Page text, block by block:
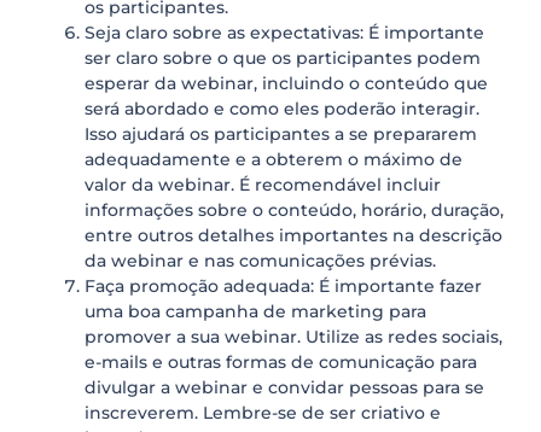
os participantes.
Seja claro sobre as expectativas: É importante
ser claro sobre o que os participantes podem
esperar da webinar, incluindo o conteúdo que
será abordado e como eles poderão interagir.
Isso ajudará os participantes a se prepararem
adequadamente e a obterem o máximo de
valor da webinar. É recomendável incluir
informações sobre o conteúdo, horário, duração,
entre outros detalhes importantes na descrição
da webinar e nas comunicações prévias.
Faça promoção adequada: É importante fazer
uma boa campanha de marketing para
promover a sua webinar. Utilize as redes sociais,
e-mails e outras formas de comunicação para
divulgar a webinar e convidar pessoas para se
inscreverem. Lembre-se de ser criativo e